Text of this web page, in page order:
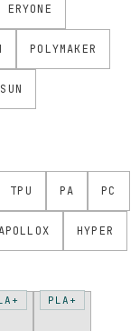
ERYONE
POLYMAKER
TPU PA PC
HYPER
PLA+